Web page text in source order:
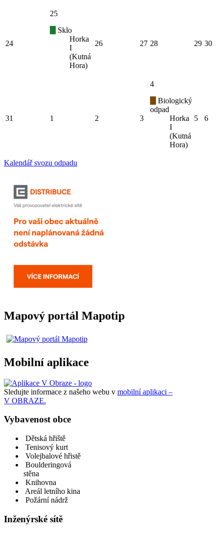
24
25
Sklo
Horka
I
(Kutná
Hora)
26 27 28 29 30
31 1 2 3
4
Biologický
odpad
Horka
I
(Kutná
Hora)
5 6
Kalendář svozu odpadu
Mapový portál Mapotip
Mobilní aplikace
Sledujte informace z našeho webu v mobilní aplikaci –
V OBRAZE.
Vybavenost obce
Dětská hřiště
Tenisový kurt
Volejbalové hřistě
Boulderingová
stěna
Knihovna
Areál letního kina
Požární nádrž
Inženýrské sítě